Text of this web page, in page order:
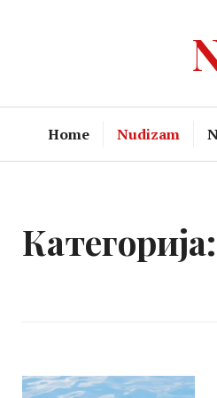
Home Nudizam
Категорија: